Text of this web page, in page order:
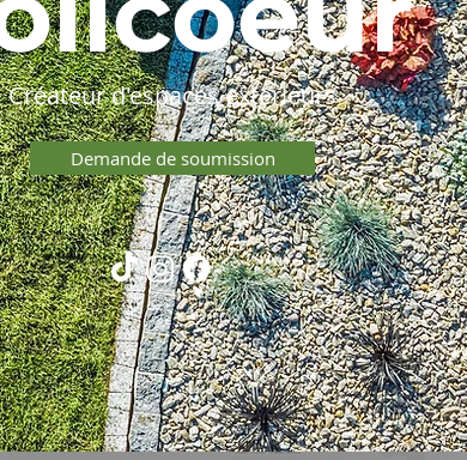
Créateur d'espaces extérieurs
Demande de soumission